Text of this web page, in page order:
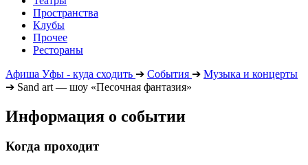
Пространства
Клубы
Прочее
Рестораны
Афиша Уфы - куда сходить ➔ События ➔ Музыка и концерты
➔ Sand art — шоу «Песочная фантазия»
Информация о событии
Когда проходит